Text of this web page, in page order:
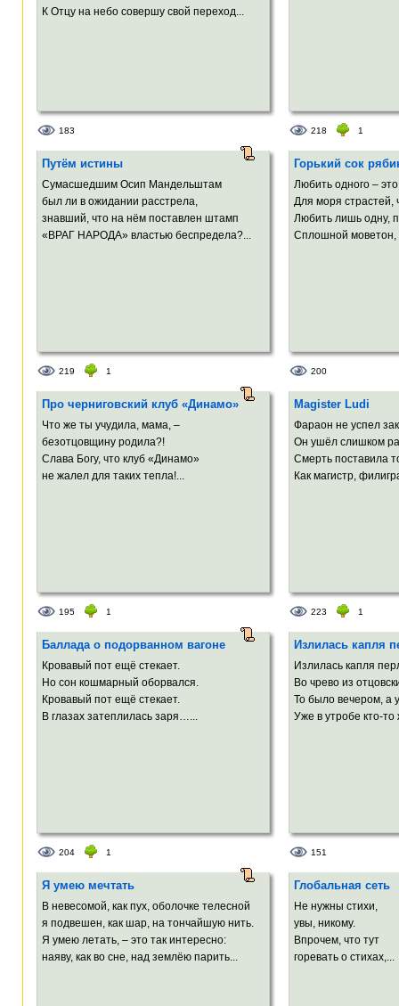
К Отцу на небо совершу свой переход...
183 218 1
Путём истины
Сумасшедшим Осип Мандельштам
был ли в ожидании расстрела,
знавший, что на нём поставлен штамп
«ВРАГ НАРОДА» властью беспредела?...
219 1
Горький сок
Любить одного – это
Для моря
Любить лишь одну,
Сплошной моветон,
200
Про черниговский клуб «Динамо»
Что же ты учудила, мама, –
безотцовщину родила?!
Слава Богу, что клуб «Динамо»
не жалел для таких тепла!...
195 1
Magister Ludi
Фараон не успел
Он ушёл слишком
Смерть поставила
Как магистр,
223 1
Баллада о подорванном вагоне
Кровавый пот ещё стекает.
Но сон кошмарный оборвался.
Кровавый пот ещё стекает.
В глазах затеплилась заря…...
204 1
Излилась капля
Излилась капля
Во чрево из
То было вечером, а
Уже в утробе кто-то
151
Я умею мечтать
В невесомой, как пух, оболочке телесной
я подвешен, как шар, на тончайшую нить.
Я умею летать, – это так интересно:
наяву, как во сне, над землёю парить...
Глобальная сеть
Не нужны стихи,
увы, никому.
Впрочем, что тут
горевать о стихах,...